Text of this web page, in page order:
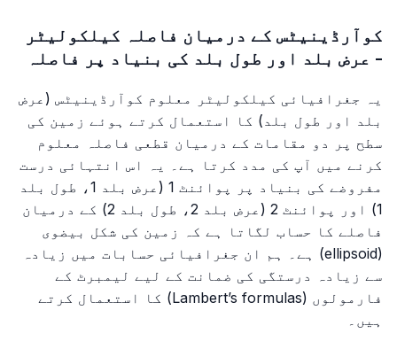
کوآرڈینیٹس کے درمیان فاصلہ کیلکولیٹر
- عرض بلد اور طول بلد کی بنیاد پر فاصلہ
یہ جغرافیائی کیلکولیٹر معلوم کوآرڈینیٹس (عرض
بلد اور طول بلد) کا استعمال کرتے ہوئے زمین کی
سطح پر دو مقامات کے درمیان قطعی فاصلہ معلوم
کرنے میں آپ کی مدد کرتا ہے۔ یہ اس انتہائی درست
مفروضے کی بنیاد پر پوائنٹ 1 (عرض بلد 1، طول بلد
1) اور پوائنٹ 2 (عرض بلد 2، طول بلد 2) کے درمیان
فاصلے کا حساب لگاتا ہے کہ زمین کی شکل بیضوی
(ellipsoid) ہے۔ ہم ان جغرافیائی حسابات میں زیادہ
سے زیادہ درستگی کی ضمانت کے لیے لیمبرٹ کے
فارمولوں (Lambert’s formulas) کا استعمال کرتے
ہیں۔